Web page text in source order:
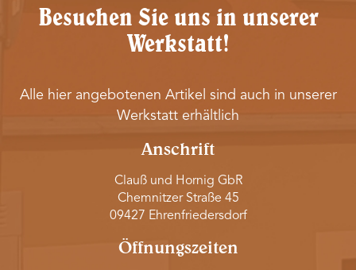
Besuchen Sie uns in unserer
Werkstatt!
Alle hier angebotenen Artikel sind auch in unserer
Werkstatt erhältlich
Anschrift
Clauß und Hornig GbR
Chemnitzer Straße 45
09427 Ehrenfriedersdorf
Öffnungszeiten